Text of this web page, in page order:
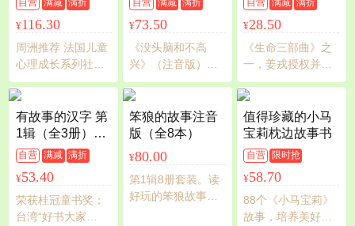
2册 3-8岁孩子常
见的社交难题 帮
助孩子提高心理
韧性、建立社交
自信，为孩子披
上人生“铠甲”
自营 满减 满折
¥116.30
周洲推荐 法国儿童
心理成长系列社交
力培养全套12册 3-
8岁孩子常见的社交
难题 帮助孩子提高
心理韧性、建立社
交自信，为孩子披
上人生“铠甲”
版）典藏本
自营 满减 满折
¥73.50
《没头脑和不高
兴》（注音版）入
选新阅读机构推荐
中国小学生书目，
一二年级学生的三
十本图书之一
自营 满减 满折
¥28.50
《生命三部曲》之
一，姜戎授权并亲
自在书底为当当网
书友题字。一本关
于蒙古小狼的，不
可思议的、入眼即
化，让今天的孩子
终生受益的奇书；
同系列累计发行量
高达600万册，本
书专为少年儿童重
有故事的汉字 第
1辑（全3册）彩
色印刷，图文并
茂，详细诠释汉
字的根与源，汉
字的形与意
自营 满减 满折
¥53.40
荣获桂冠童书奖；
台湾“好书大家
笨狼的故事注音
版（全8本）
¥80.00
第1辑8册套装。读
好玩的笨狼故事，
值得珍藏的小马
宝莉枕边故事书
自营 限时抢
¥58.70
88个《小马宝莉》
故事，培养美好品